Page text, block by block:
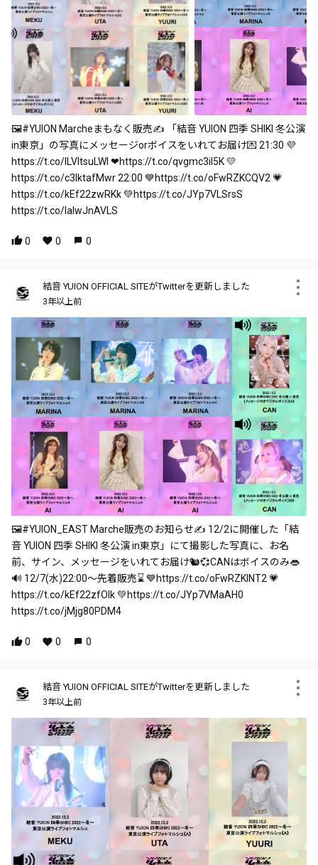
🖼️#YUION Marcheまもなく販売✍ 「結音 YUION 四季 SHIKI 冬公演
in東京」の写真にメッセージorボイスをいれてお届け💌 21:30 💜
https://t.co/ILVltsuLWI ❤https://t.co/qvgmc3il5K 💛
https://t.co/c3lktafMwr 22:00 💙https://t.co/oFwRZKCQV2 💗
https://t.co/kEf22zwRKk 💚https://t.co/JYp7VLSrsS
https://t.co/lalwJnAVLS
0 0 0
結音 YUION OFFICIAL SITEがTwitterを更新しました
3年以上前
🖼️#YUION_EAST Marche販売のお知らせ✍ 12/2に開催した「結
音 YUION 四季 SHIKI 冬公演 in東京」にて撮影した写真に、お名
前、サイン、メッセージをいれてお届け🐿💞CANはボイスのみ👄
🔊 12/7(水)22:00～先着販売⌛ 💙https://t.co/oFwRZKlNT2 💗
https://t.co/kEf22zfOIk 💚https://t.co/JYp7VMaAH0
https://t.co/jMjg80PDM4
0 0 0
結音 YUION OFFICIAL SITEがTwitterを更新しました
3年以上前